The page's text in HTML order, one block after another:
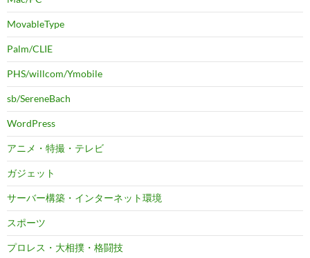
MovableType
Palm/CLIE
PHS/willcom/Ymobile
sb/SereneBach
WordPress
アニメ・特撮・テレビ
ガジェット
サーバー構築・インターネット環境
スポーツ
プロレス・大相撲・格闘技